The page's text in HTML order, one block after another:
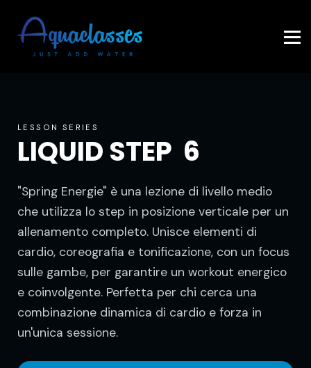
Accedi
LESSON SERIES
LIQUID STEP 6
"Spring Energie" è una lezione di livello medio
che utilizza lo step in posizione verticale per un
allenamento completo. Unisce elementi di
cardio, coreografia e tonificazione, con un focus
sulle gambe, per garantire un workout energico
e coinvolgente. Perfetta per chi cerca una
combinazione dinamica di cardio e forza in
un'unica sessione.